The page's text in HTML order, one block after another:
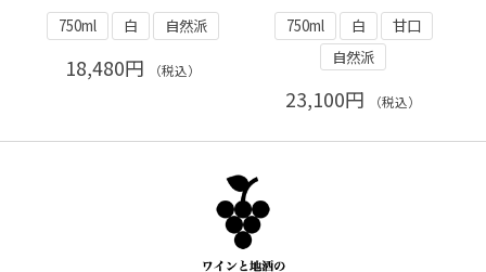
750ml 白 自然派
18,480円 （税込）
750ml 白
甘口
自然派
23,100円 （税込）